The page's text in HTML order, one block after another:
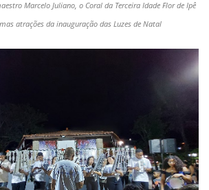
Marcelo Juliano, o Coral da Terceira Idade Flor de Ipê
atrações da inauguração das Luzes de Natal